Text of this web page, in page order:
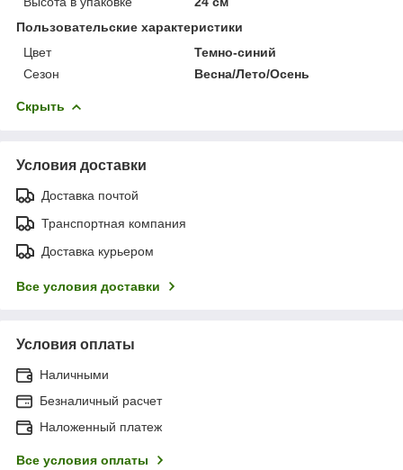
Пользовательские характеристики
Цвет
Темно-синий
Сезон
Весна/Лето/Осень
Скрыть
Условия доставки
Доставка почтой
Транспортная компания
Доставка курьером
Все условия доставки
Условия оплаты
Наличными
Безналичный расчет
Наложенный платеж
Все условия оплаты